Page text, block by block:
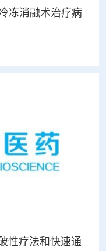
冻消融术治疗病
性疗法和快速通